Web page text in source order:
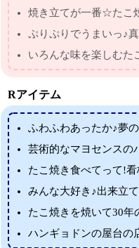
焼き立てが一番☆たこ
ぷりぷりでうまいっ♪
いろんな味を楽しむた
Rアイテム
ふわふわあったか♪夢
芸術的なマヨセンスの
たこ焼き食べてって!
みんな大好き♪出来立
たこ焼きを焼いて30年
ハンギョドンの屋台の